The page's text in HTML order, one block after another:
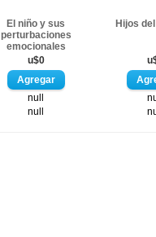
El niño y sus
perturbaciones
emocionales
u$0
null
null
Hijos